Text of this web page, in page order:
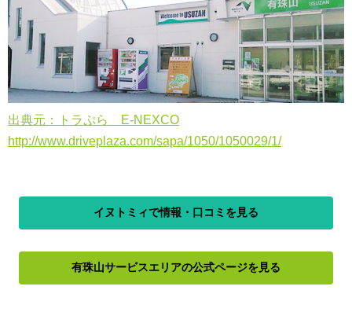
出典元：トラぷら E-NEXCO
http://www.driveplaza.com/sapa/1050/1050029/1/
イヌトミィで情報・口コミを見る
有珠山サービスエリアの公式ページを見る